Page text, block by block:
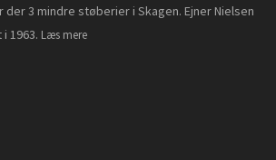
der 3 mindre støberier i Skagen. Ejner Nielsen
1963. Læs mere